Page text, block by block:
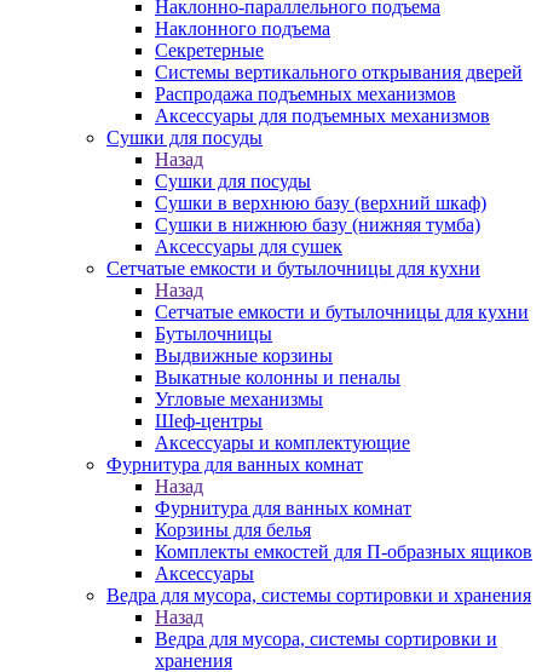
Наклонно-параллельного подъема
Наклонного подъема
Секретерные
Системы вертикального открывания дверей
Распродажа подъемных механизмов
Аксессуары для подъемных механизмов
Сушки для посуды
Назад
Сушки для посуды
Сушки в верхнюю базу (верхний шкаф)
Сушки в нижнюю базу (нижняя тумба)
Аксессуары для сушек
Сетчатые емкости и бутылочницы для кухни
Назад
Сетчатые емкости и бутылочницы для кухни
Бутылочницы
Выдвижные корзины
Выкатные колонны и пеналы
Угловые механизмы
Шеф-центры
Аксессуары и комплектующие
Фурнитура для ванных комнат
Назад
Фурнитура для ванных комнат
Корзины для белья
Комплекты емкостей для П-образных ящиков
Аксессуары
Ведра для мусора, системы сортировки и хранения
Назад
Ведра для мусора, системы сортировки и
хранения